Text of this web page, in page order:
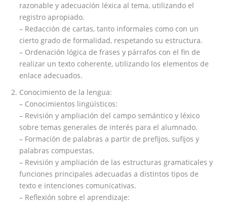
razonable y adecuación léxica al tema, utilizando el
registro apropiado.
– Redacción de cartas, tanto informales como con un
cierto grado de formalidad, respetando su estructura.
– Ordenación lógica de frases y párrafos con el fin de
realizar un texto coherente, utilizando los elementos de
enlace adecuados.
Conocimiento de la lengua:
– Conocimientos lingüísticos:
– Revisión y ampliación del campo semántico y léxico
sobre temas generales de interés para el alumnado.
– Formación de palabras a partir de prefijos, sufijos y
palabras compuestas.
– Revisión y ampliación de las estructuras gramaticales y
funciones principales adecuadas a distintos tipos de
texto e intenciones comunicativas.
– Reflexión sobre el aprendizaje: